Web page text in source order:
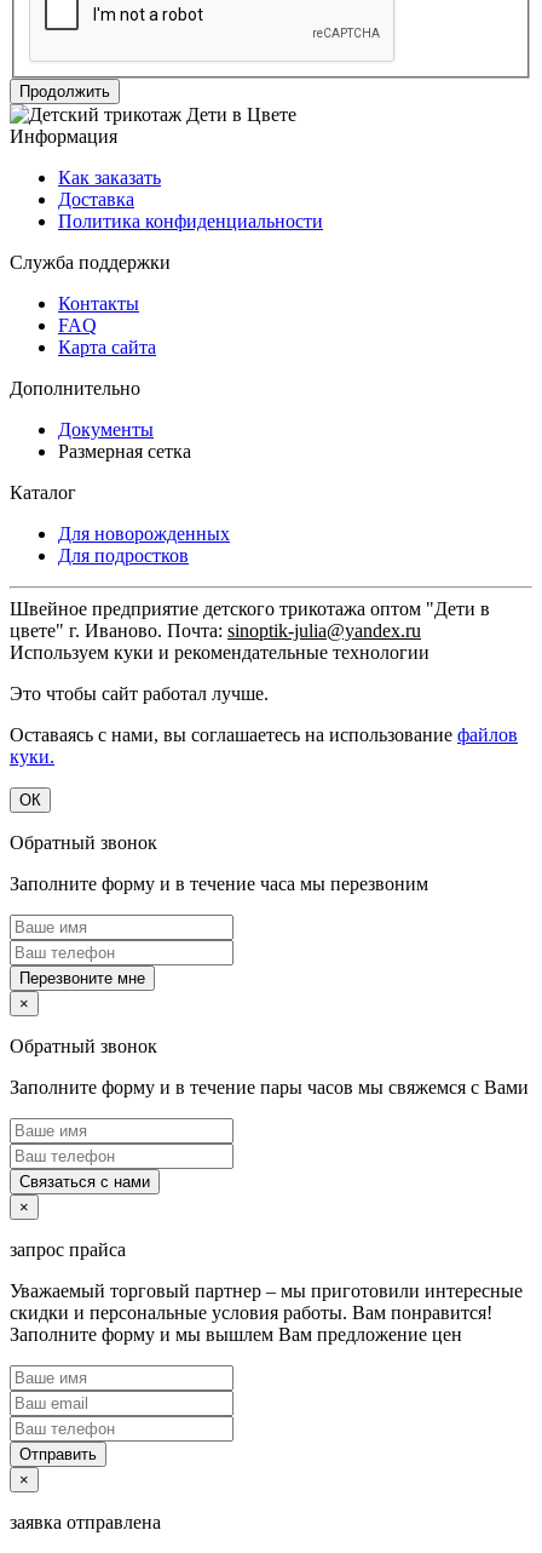
Продолжить
Информация
Как заказать
Доставка
Политика конфиденциальности
Служба поддержки
Контакты
FAQ
Карта сайта
Дополнительно
Документы
Размерная сетка
Каталог
Для новорожденных
Для подростков
Швейное предприятие детского трикотажа оптом "Дети в
цвете" г. Иваново. Почта: sinoptik-julia@yandex.ru
Используем куки и рекомендательные технологии
Это чтобы сайт работал лучше.
Оставаясь с нами, вы соглашаетесь на использование файлов
куки.
ОК
Обратный звонок
Заполните форму и в течение часа мы перезвоним
Перезвоните мне
×
Обратный звонок
Заполните форму и в течение пары часов мы свяжемся с Вами
Связаться с нами
×
запрос прайса
Уважаемый торговый партнер – мы приготовили интересные
скидки и персональные условия работы. Вам понравится!
Заполните форму и мы вышлем Вам предложение цен
Отправить
×
заявка отправлена